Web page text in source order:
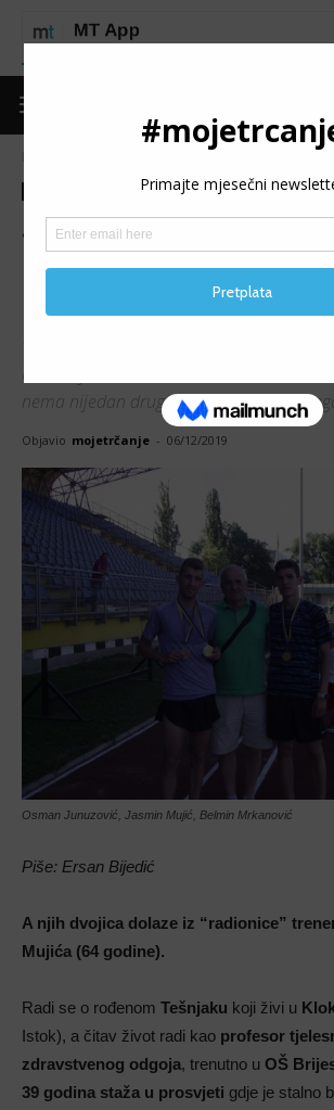
Razgovor
JASMIN MUJIĆ:
mi samo Olimpijske
mojim atletičarima
nema nijedan drugi klub u Bosni i
Objavio mojetrčanje - 06/12/2019
Osman Junuzović, Jasmin Mujić, Belmin Mrkanović
Piše: Ersan Bijedić
A njih dvojica dolaze iz “radionice”
Mujića (64 godine).
Radi se o rođenom Tešnjaku koji živi u
Istok), a čitav život radi kao profesor
zdravstvenog odgoja, trenutno u OŠ
39 godina staža u prosvjeti gdje je stalno